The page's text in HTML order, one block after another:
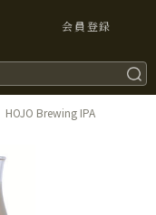
会員登録
HOJO Brewing IPA